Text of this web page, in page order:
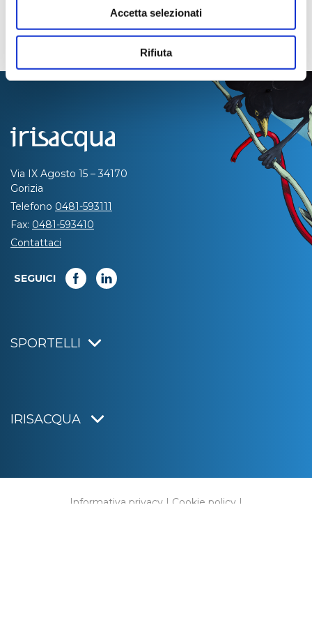
Accetta selezionati
Rifiuta
Via IX Agosto 15 – 34170
Gorizia
Telefono 0481-593111
Fax: 0481-593410
Contattaci
SEGUICI
SPORTELLI
IRISACQUA
Informativa privacy | Cookie policy |